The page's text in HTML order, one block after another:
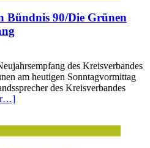
Bündnis 90/Die Grünen
des Kreisverbandes
am heutigen Sonntagvormittag
des Kreisverbandes